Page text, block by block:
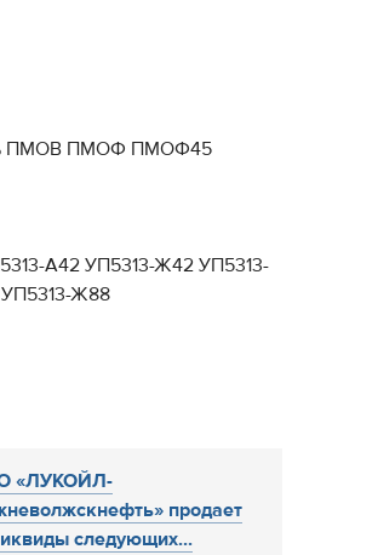
ПМОВ ПМОФ ПМОФ45
А42 УП5313-Ж42 УП5313-
Ж88
«ЛУКОЙЛ-
продает
следующих...